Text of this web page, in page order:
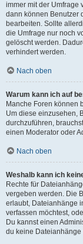
immer mit der Umfrage
dann können Benutzer
bearbeiten. Sollte
die Umfrage nur noch
gelöscht werden.
verhindert werden.
Nach oben
Warum kann ich auf
Manche Foren können
Um diese einzusehen,
durchzuführen,
einen Moderator oder
Nach oben
Weshalb kann ich
Rechte für
vergeben werden. Die
erlaubt, Dateianhänge
verfassen möchtest,
Du kannst einen
du keine Dateianhänge